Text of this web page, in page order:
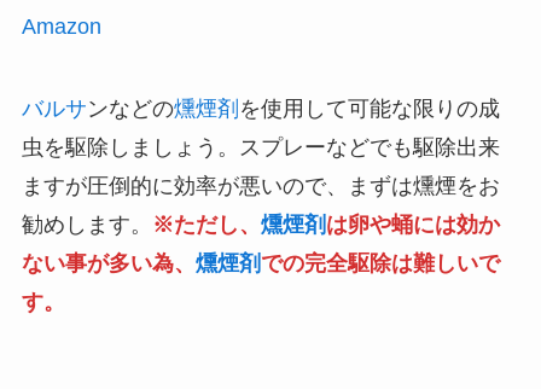
Amazon
バルサンなどの燻煙剤 を使用して可能な限りの成
虫を駆除しましょう。スプレーなどでも駆除出来
ますが圧倒的に効率が悪いので、まずは燻煙をお
勧めします。
※ただし、 燻煙剤 は卵や蛹には効か
ない事が多い為、 燻煙剤 での完全駆除は難しいで
す。